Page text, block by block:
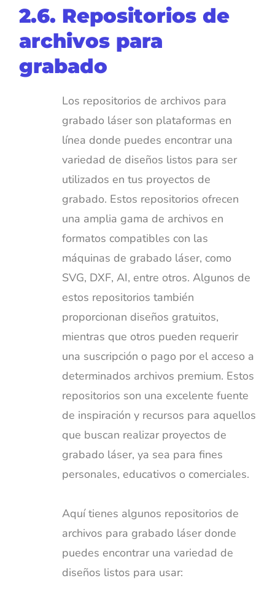
2.6. Repositorios de
archivos para
grabado
Los repositorios de archivos para
grabado láser son plataformas en
línea donde puedes encontrar una
variedad de diseños listos para ser
utilizados en tus proyectos de
grabado. Estos repositorios ofrecen
una amplia gama de archivos en
formatos compatibles con las
máquinas de grabado láser, como
SVG, DXF, AI, entre otros. Algunos de
estos repositorios también
proporcionan diseños gratuitos,
mientras que otros pueden requerir
una suscripción o pago por el acceso a
determinados archivos premium. Estos
repositorios son una excelente fuente
de inspiración y recursos para aquellos
que buscan realizar proyectos de
grabado láser, ya sea para fines
personales, educativos o comerciales.
Aquí tienes algunos repositorios de
archivos para grabado láser donde
puedes encontrar una variedad de
diseños listos para usar: